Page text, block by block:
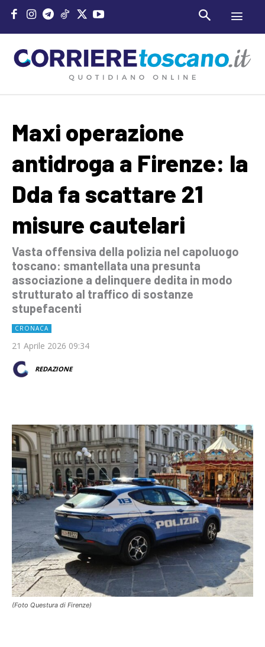
Maxi operazione
antidroga a Firenze: la
Dda fa scattare 21
misure cautelari
Vasta offensiva della polizia nel capoluogo
toscano: smantellata una presunta
associazione a delinquere dedita in modo
strutturato al traffico di sostanze
stupefacenti
CRONACA
21 Aprile 2026 09:34
REDAZIONE
(Foto Questura di Firenze)